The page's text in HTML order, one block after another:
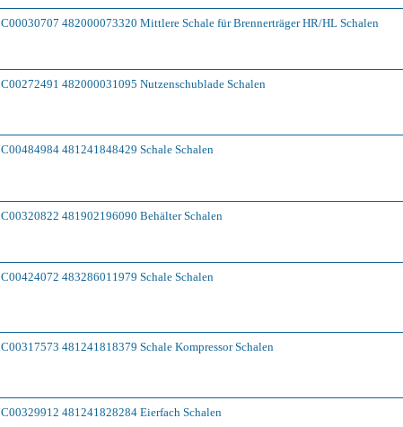
C00030707 482000073320 Mittlere Schale für Brennerträger HR/HL Schalen
C00272491 482000031095 Nutzenschublade Schalen
C00484984 481241848429 Schale Schalen
C00320822 481902196090 Behälter Schalen
C00424072 483286011979 Schale Schalen
C00317573 481241818379 Schale Kompressor Schalen
C00329912 481241828284 Eierfach Schalen